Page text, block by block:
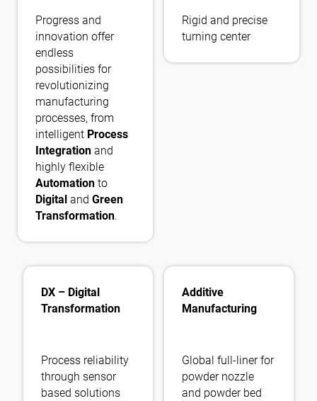
Progress and
innovation offer
endless
possibilities for
revolutionizing
manufacturing
processes, from
intelligent Process
Integrationand
highly flexible
Automationto
Digital and Green
Transformation.
Rigid and precise
turning center
DX – Digital
Transformation
Process reliability
through sensor
based solutions
Additive
Manufacturing
Global full-liner for
powder nozzle
and powder bed